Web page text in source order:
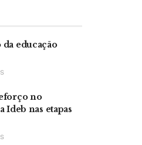
educação
no
nas etapas